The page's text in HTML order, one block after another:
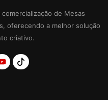
de Mesas
oferecendo a melhor solução
criativo.